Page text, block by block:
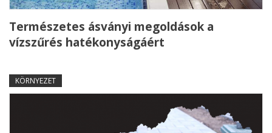
Természetes ásványi megoldások a
vízszűrés hatékonyságáért
KÖRNYEZET